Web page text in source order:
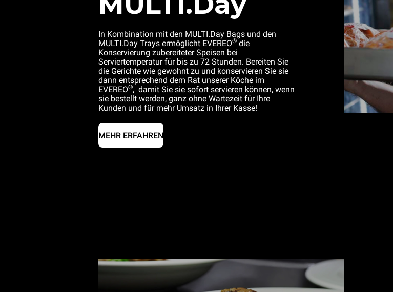
In Kombination mit den MULTI.Day Bags und den
MULTI.Day Trays ermöglicht EVEREO® die
Konservierung zubereiteter Speisen bei
Serviertemperatur für bis zu 72 Stunden. Bereiten Sie
die Gerichte wie gewohnt zu und konservieren Sie sie
dann entsprechend dem Rat unserer Köche im
EVEREO®, damit Sie sie sofort servieren können, wenn
sie bestellt werden, ganz ohne Wartezeit für Ihre
Kunden und für mehr Umsatz in Ihrer Kasse!
MEHR ERFAHREN